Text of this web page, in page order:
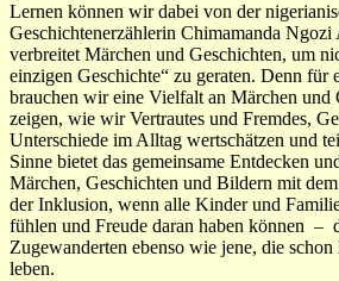
Lernen können wir dabei von der
Geschichtenerzählerin Chimamanda
verbreitet Märchen und Geschichten, um
einzigen Geschichte“ zu geraten. Denn
brauchen wir eine Vielfalt an Märchen und
zeigen, wie wir Vertrautes und Fremdes,
Unterschiede im Alltag wertschätzen und
Sinne bietet das gemeinsame Entdecken
Märchen, Geschichten und Bildern mit
der Inklusion, wenn alle Kinder und
fühlen und Freude daran haben können –
Zugewanderten ebenso wie jene, die
leben.